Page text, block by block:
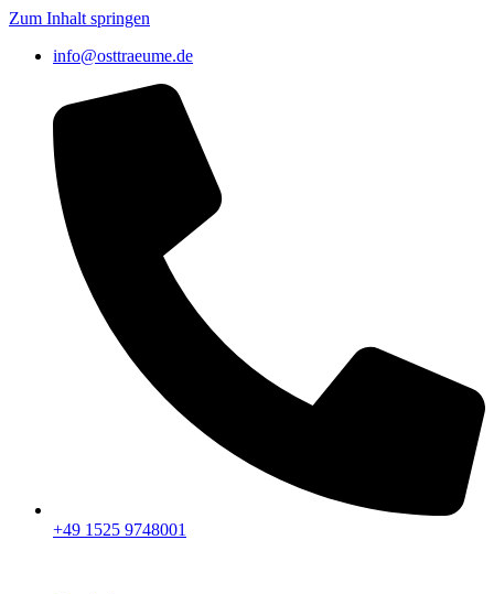
Zum Inhalt springen
info@osttraeume.de
+49 1525 9748001